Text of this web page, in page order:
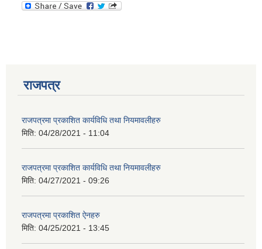
राजपत्र
राजपत्रमा प्रकाशित कार्यविधि तथा नियमावलीहरु
मिति: 04/28/2021 - 11:04
राजपत्रमा प्रकाशित कार्यविधि तथा नियमावलीहरु
मिति: 04/27/2021 - 09:26
राजपत्रमा प्रकाशित ऐनहरु
मिति: 04/25/2021 - 13:45